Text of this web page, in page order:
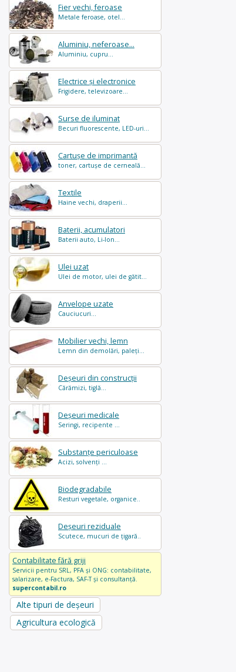
Fier vechi, feroase
Metale feroase, otel...
Aluminiu, neferoase...
Aluminiu, cupru...
Electrice și electronice
Frigidere, televizoare...
Surse de iluminat
Becuri fluorescente, LED-uri...
Cartușe de imprimantă
toner, cartușe de cerneală...
Textile
Haine vechi, draperii...
Baterii, acumulatori
Baterii auto, Li-Ion...
Ulei uzat
Ulei de motor, ulei de gătit...
Anvelope uzate
Cauciucuri...
Mobilier vechi, lemn
Lemn din demolări, paleți...
Deșeuri din construcții
Cărămizi, tiglă...
Deșeuri medicale
Seringi, recipente ...
Substanțe periculoase
Acizi, solvenți ...
Biodegradabile
Resturi vegetale, organice..
Deșeuri reziduale
Scutece, mucuri de țigară..
Contabilitate fără griji
Servicii pentru SRL, PFA și ONG: contabilitate,
salarizare, e-Factura, SAF-T și consultanță.
supercontabil.ro
Alte tipuri de deșeuri
Agricultura ecologică